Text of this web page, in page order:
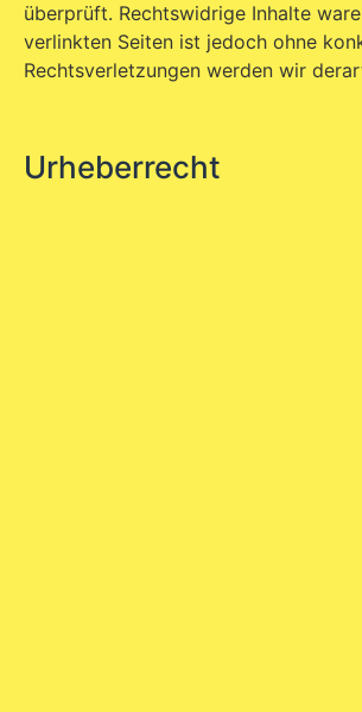
überprüft. Rechtswidrige Inhalte
verlinkten Seiten ist jedoch ohne
Rechtsverletzungen werden wir
Urheberrecht